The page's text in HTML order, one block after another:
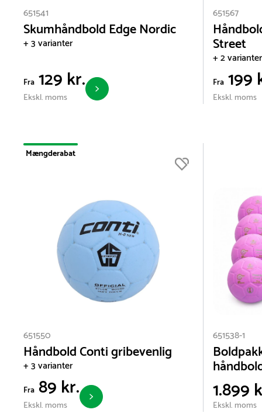
651541
Skumhåndbold Edge Nordic
+ 3 varianter
Fra 129 kr.
Ekskl. moms
651567
Street
+ 2 varianter
Fra 199
Ekskl. moms
Mængderabat
651550
Håndbold Conti gribevenlig
+ 3 varianter
Fra 89 kr.
Ekskl. moms
651538-1
1.899
Ekskl. moms